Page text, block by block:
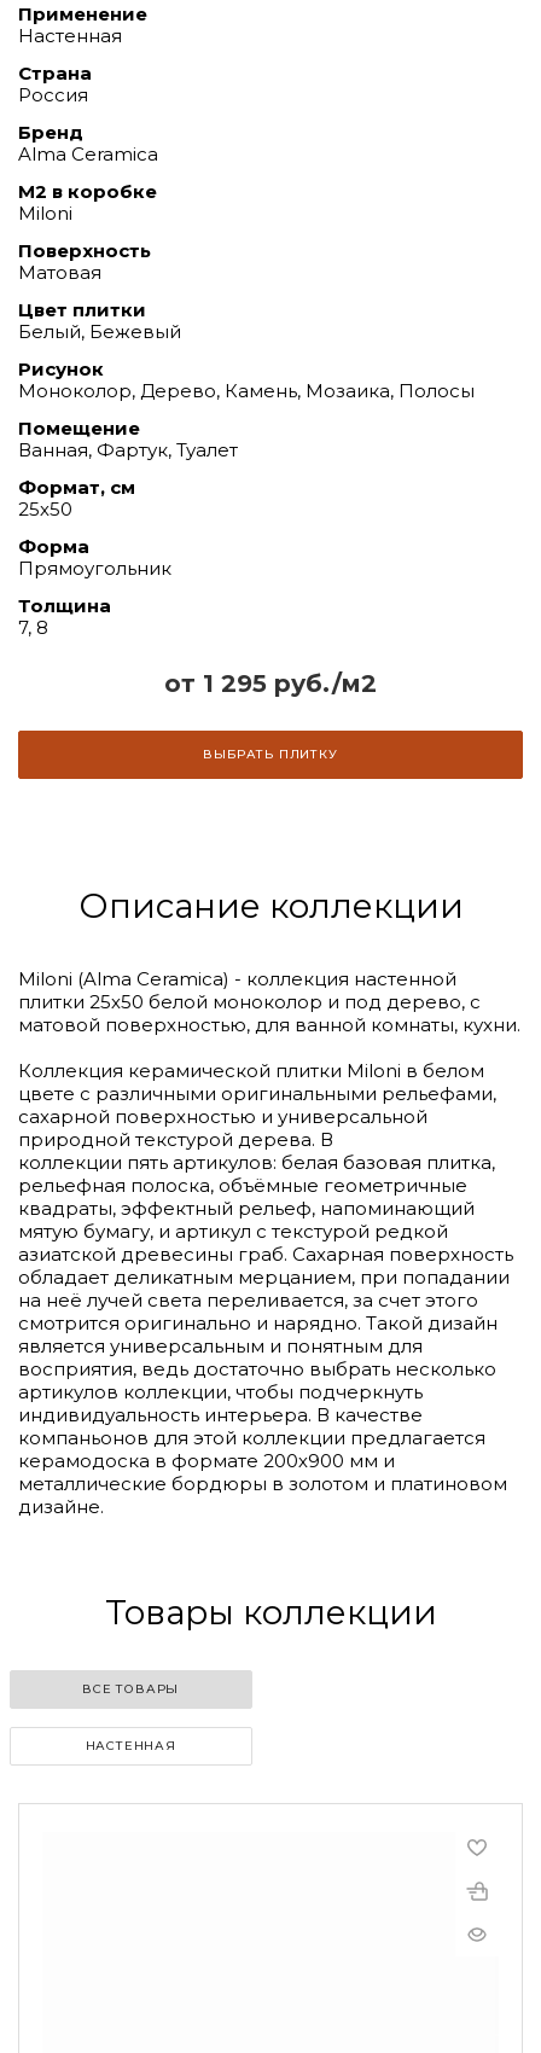
от 1 295 руб./м2
ВЫБРАТЬ ПЛИТКУ
Применение
Настенная
Страна
Россия
Бренд
Alma Ceramica
М2 в коробке
Miloni
Поверхность
Матовая
Цвет плитки
Белый, Бежевый
Рисунок
Моноколор, Дерево, Камень, Мозаика, Полосы
Помещение
Ванная, Фартук, Туалет
Формат, см
25х50
Форма
Прямоугольник
Толщина
7, 8
Описание коллекции
Miloni (Alma Ceramica) - коллекция настенной
плитки 25х50 белой моноколор и под дерево, с
матовой поверхностью, для ванной комнаты, кухни.
Коллекция керамической плитки Miloni в белом
цвете с различными оригинальными рельефами,
сахарной поверхностью и универсальной
природной текстурой дерева. В
коллекции пять артикулов: белая базовая плитка,
рельефная полоска, объёмные геометричные
квадраты, эффектный рельеф, напоминающий
мятую бумагу, и артикул с текстурой редкой
азиатской древесины граб. Сахарная поверхность
обладает деликатным мерцанием, при попадании
на неё лучей света переливается, за счет этого
смотрится оригинально и нарядно. Такой дизайн
является универсальным и понятным для
восприятия, ведь достаточно выбрать несколько
артикулов коллекции, чтобы подчеркнуть
индивидуальность интерьера. В качестве
компаньонов для этой коллекции предлагается
керамодоска в формате 200х900 мм и
металлические бордюры в золотом и платиновом
дизайне.
Товары коллекции
ВСЕ ТОВАРЫ
НАСТЕННАЯ